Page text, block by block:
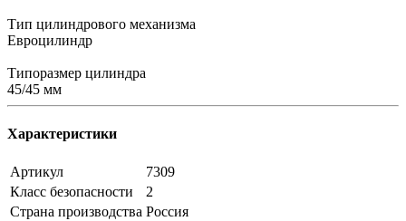
Тип цилиндрового механизма
Евроцилиндр
Типоразмер цилиндра
45/45 мм
Характеристики
Артикул
7309
Класс безопасности
2
Страна производства Россия